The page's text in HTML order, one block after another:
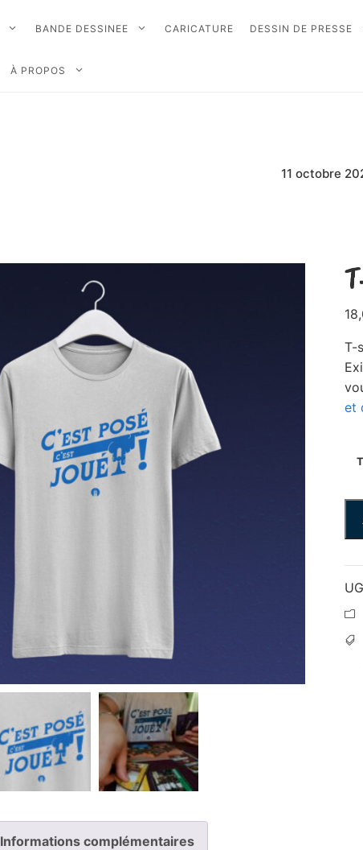
BANDE DESSINEE CARICATURE DESSIN DE PRESSE
À PROPOS
11 octobre
T-
et
Informations complémentaires